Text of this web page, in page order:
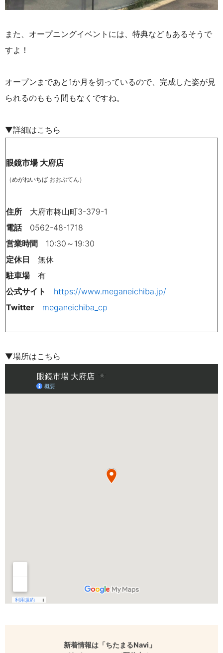
また、オープニングイベントには、特典などもあるそうで
すよ！
オープンまであと1か月を切っているので、完成した姿が見
られるのももう間もなくですね。
▼詳細はこちら
眼鏡市場 大府店
（めがねいちば おおぶてん）
住所 大府市柊山町3-379-1
電話0562-48-1718
営業時間 10:30～19:30
定休日 無休
駐車場有
公式サイト
https://www.meganeichiba.jp/
Twitter
meganeichiba_cp
▼場所はこちら
新着情報は「ちたまるNavi」